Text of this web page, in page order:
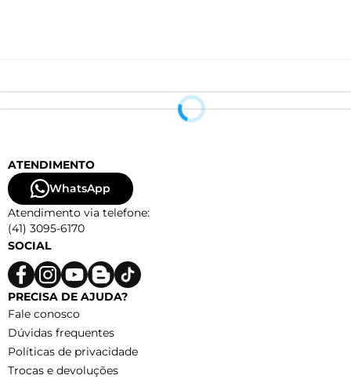
ATENDIMENTO
WhatsApp
Atendimento via telefone:
(41) 3095-6170
SOCIAL
PRECISA DE AJUDA?
Fale conosco
Dúvidas frequentes
Políticas de privacidade
Trocas e devoluções